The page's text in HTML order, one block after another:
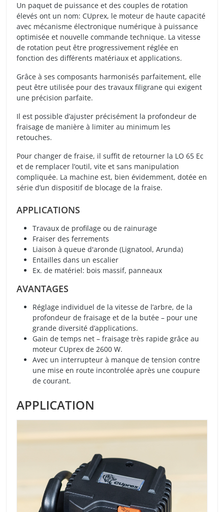
Un paquet de puissance et des couples de rotation
élevés ont un nom: CUprex, le moteur de haute capacité
avec mécanisme électronique numérique à puissance
optimisée et nouvelle commande technique. La vitesse
de rotation peut être progressivement réglée en
fonction des différents matériaux et applications.
Grâce à ses composants harmonisés parfaitement, elle
peut être utilisée pour des travaux filigrane qui exigent
une précision parfaite.
Il est possible d’ajuster précisément la profondeur de
fraisage de manière à limiter au minimum les
retouches.
Pour changer de fraise, il suffit de retourner la LO 65 Ec
et de remplacer l’outil, vite et sans manipulation
compliquée. La machine est, bien évidemment, dotée en
série d’un dispositif de blocage de la fraise.
APPLICATIONS
Travaux de profilage ou de rainurage
Fraiser des ferrements
Liaison à queue d'aronde (Lignatool, Arunda)
Entailles dans un escalier
Ex. de matériel: bois massif, panneaux
AVANTAGES
Réglage individuel de la vitesse de l’arbre, de la
profondeur de fraisage et de la butée – pour une
grande diversité d’applications.
Gain de temps net – fraisage très rapide grâce au
moteur CUprex de 2600 W.
Avec un interrupteur à manque de tension contre
une mise en route incontrolée après une coupure
de courant.
APPLICATION